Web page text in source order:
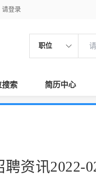
请登录
职位
搜索 简历中心
资讯2022-